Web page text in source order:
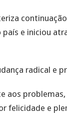
e iniciou
radical e
aos
felicidade e